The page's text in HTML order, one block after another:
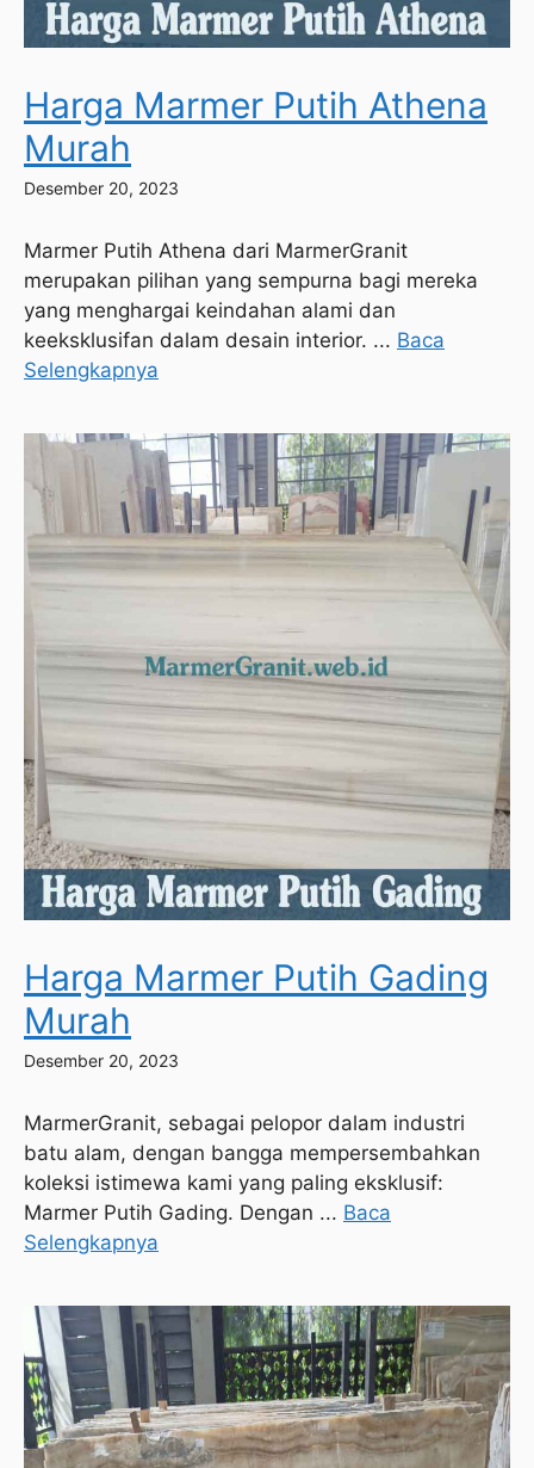
Harga Marmer Putih Athena
Murah
Desember 20, 2023
Marmer Putih Athena dari MarmerGranit
merupakan pilihan yang sempurna bagi mereka
yang menghargai keindahan alami dan
keeksklusifan dalam desain interior. ... Baca
Selengkapnya
Harga Marmer Putih Gading
Murah
Desember 20, 2023
MarmerGranit, sebagai pelopor dalam industri
batu alam, dengan bangga mempersembahkan
koleksi istimewa kami yang paling eksklusif:
Marmer Putih Gading. Dengan ... Baca
Selengkapnya